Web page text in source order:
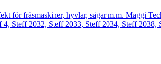
för fräsmaskiner, hyvlar, sågar m.m. Maggi
Steff 2032, Steff 2033, Steff 2034, Steff 2038,